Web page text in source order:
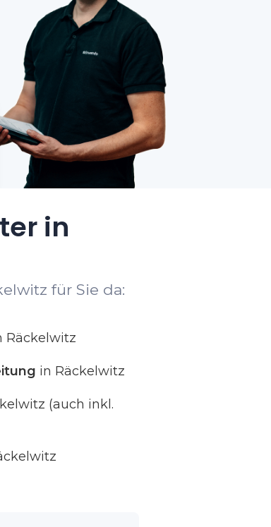
in
für Sie da:
Räckelwitz
in Räckelwitz
(auch inkl.